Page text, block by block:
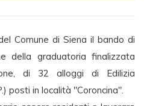
Comune di Siena il bando di
della graduatoria finalizzata
di 32 alloggi di Edilizia
posti in località "Coroncina".